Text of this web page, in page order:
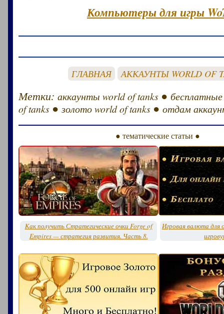
Компьютеры для игры
ГЛАВНАЯ АККАУНТЫ WORLD OF
Метки:аккаунты world of tanks ●
of tanks ●золото world of tanks ●отдам
● тематические статьи ●
Как получить Стратегические очки Forge of
Empires — стратегия развития. Часть 8.
Игровая валюта для